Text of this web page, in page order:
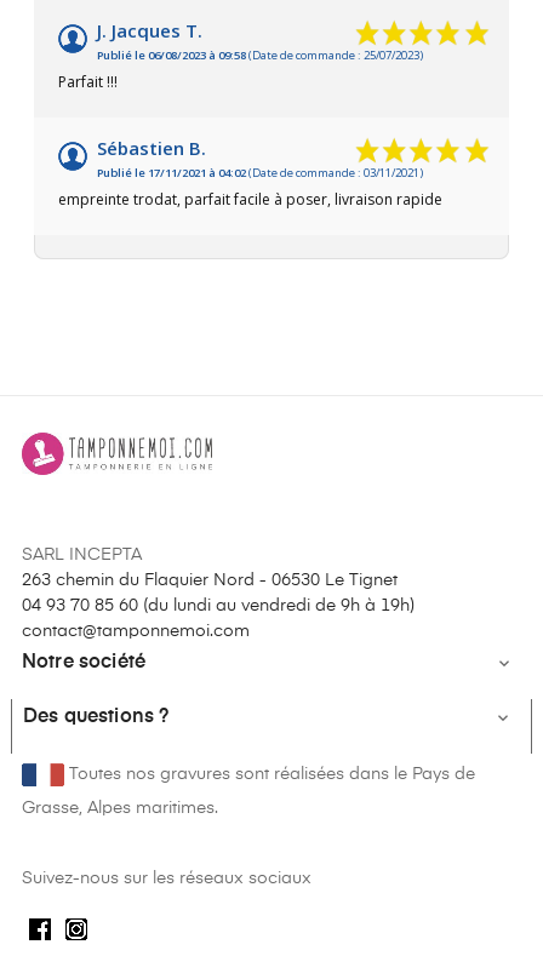
J. Jacques T.
Publié le 06/08/2023 à 09:58(Date de commande : 25/07/2023)
Parfait !!!
Sébastien B.
Publié le 17/11/2021 à 04:02(Date de commande : 03/11/2021)
empreinte trodat, parfait facile à poser, livraison rapide
SARL INCEPTA
263 chemin du Flaquier Nord - 06530 Le Tignet
04 93 70 85 60 (du lundi au vendredi de 9h à 19h)
contact@tamponnemoi.com
Notre société 
Des questions ? 
Toutes nos gravures sont réalisées dans le Pays de
Grasse, Alpes maritimes.
Suivez-nous sur les réseaux sociaux